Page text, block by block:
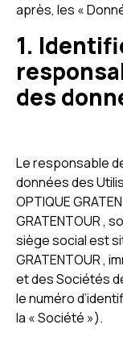
après, les «
1.
des
Le responsable
données des
OPTIQUE
GRATENTOUR ,
siège social est
GRATENTOUR ,
et des Sociétés
le numéro
la « Société »).